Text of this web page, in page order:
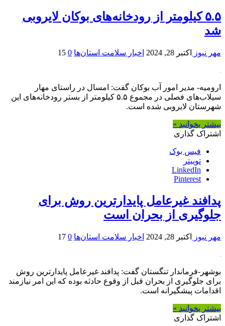
۵.۵ کیلومتر از رودخانه‌های بوکان لایروبی
شد
مهر نیوز اکتبر 28, 2024 اخبار سلامت استان‌ها 0
15
ارومیه- مدیر امور آب بوکان گفت: امسال در راستای مهار
سیلاب‌های فصلی در مجموع ۵.۵ کیلومتر از بستر رودخانه‌های این
شهرستان لایروبی شده است.
بیشتر بخوانید »
اشتراک گذاری
فیس بوک
توییتر
LinkedIn
Pinterest
پدافند غیرعامل پایدارترین روش برای
جلوگیری از بحران است
مهر نیوز اکتبر 28, 2024 اخبار سلامت استان‌ها 0
17
بوشهر-فرماندار تنگستان گفت: پدافند غیرعامل پایدارترین روش
برای جلوگیری از بحران قبل از وقوع حادثه بوده که این امر نیازمند
اقدامات پیشگیرانه است.
بیشتر بخوانید »
اشتراک گذاری